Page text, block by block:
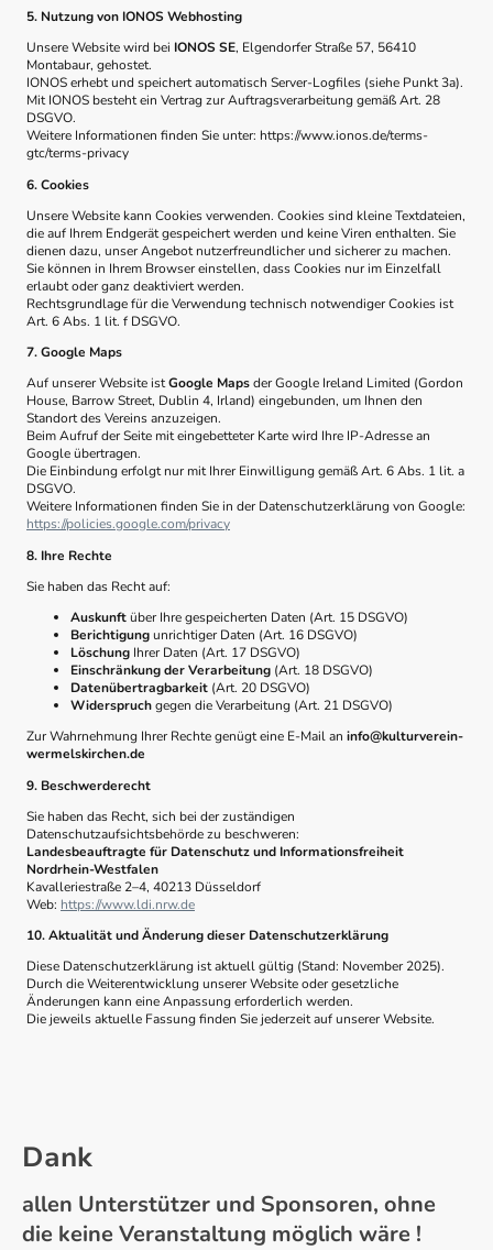
5. Nutzung von IONOS Webhosting
Unsere Website wird bei IONOS SE, Elgendorfer Straße 57, 56410
Montabaur, gehostet.
IONOS erhebt und speichert automatisch Server-Logfiles (siehe Punkt 3a).
Mit IONOS besteht ein Vertrag zur Auftragsverarbeitung gemäß Art. 28
DSGVO.
Weitere Informationen finden Sie unter: https://www.ionos.de/terms-
gtc/terms-privacy
6. Cookies
Unsere Website kann Cookies verwenden. Cookies sind kleine Textdateien,
die auf Ihrem Endgerät gespeichert werden und keine Viren enthalten. Sie
dienen dazu, unser Angebot nutzerfreundlicher und sicherer zu machen.
Sie können in Ihrem Browser einstellen, dass Cookies nur im Einzelfall
erlaubt oder ganz deaktiviert werden.
Rechtsgrundlage für die Verwendung technisch notwendiger Cookies ist
Art. 6 Abs. 1 lit. f DSGVO.
7. Google Maps
Auf unserer Website istGoogle Mapsder Google Ireland Limited (Gordon
House, Barrow Street, Dublin 4, Irland) eingebunden, um Ihnen den
Standort des Vereins anzuzeigen.
Beim Aufruf der Seite mit eingebetteter Karte wird Ihre IP-Adresse an
Google übertragen.
Die Einbindung erfolgt nur mit Ihrer Einwilligung gemäß Art. 6 Abs. 1 lit. a
DSGVO.
Weitere Informationen finden Sie in der Datenschutzerklärung von Google:
https://policies.google.com/privacy
8. Ihre Rechte
Sie haben das Recht auf:
Auskunftüber Ihre gespeicherten Daten (Art. 15 DSGVO)
Berichtigungunrichtiger Daten (Art. 16 DSGVO)
Löschung Ihrer Daten (Art. 17 DSGVO)
Einschränkung der Verarbeitung (Art. 18 DSGVO)
Datenübertragbarkeit (Art. 20 DSGVO)
Widerspruchgegen die Verarbeitung (Art. 21 DSGVO)
Zur Wahrnehmung Ihrer Rechte genügt eine E-Mail an info@kulturverein-
wermelskirchen.de
9. Beschwerderecht
Sie haben das Recht, sich bei der zuständigen
Datenschutzaufsichtsbehörde zu beschweren:
Landesbeauftragte für Datenschutz und Informationsfreiheit
Nordrhein-Westfalen
Kavalleriestraße 2–4, 40213 Düsseldorf
Web: https://www.ldi.nrw.de
10. Aktualität und Änderung dieser Datenschutzerklärung
Diese Datenschutzerklärung ist aktuell gültig (Stand: November 2025).
Durch die Weiterentwicklung unserer Website oder gesetzliche
Änderungen kann eine Anpassung erforderlich werden.
Die jeweils aktuelle Fassung finden Sie jederzeit auf unserer Website.
Dank
allen Unterstützer und Sponsoren, ohne
die keine Veranstaltung möglich wäre !